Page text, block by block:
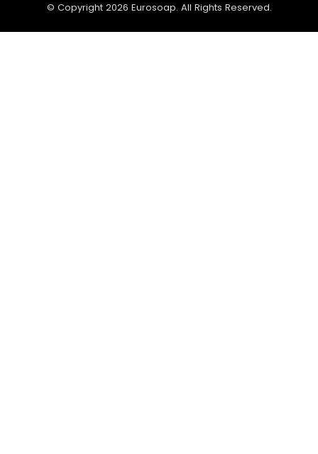
© Copyright 2026 Eurosoap. All Rights Reserved.